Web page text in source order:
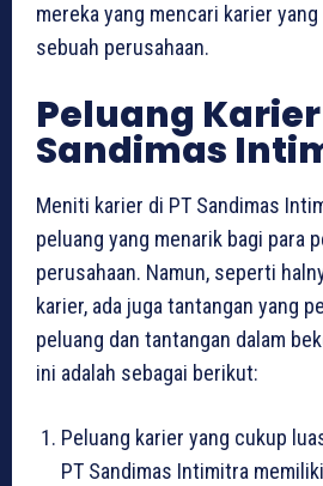
mereka yang mencari karier
sebuah perusahaan.
Peluang Karier
Sandimas
Meniti karier di PT Sandimas
peluang yang menarik bagi para
perusahaan. Namun, seperti
karier, ada juga tantangan yang
peluang dan tantangan dalam
ini adalah sebagai berikut:
Peluang karier yang cukup
PT Sandimas Intimitra